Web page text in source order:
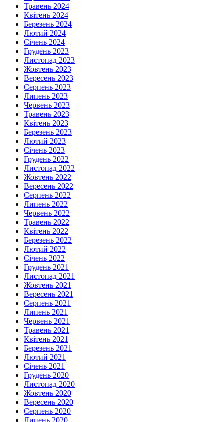
Травень 2024
Квітень 2024
Березень 2024
Лютий 2024
Січень 2024
Грудень 2023
Листопад 2023
Жовтень 2023
Вересень 2023
Серпень 2023
Липень 2023
Червень 2023
Травень 2023
Квітень 2023
Березень 2023
Лютий 2023
Січень 2023
Грудень 2022
Листопад 2022
Жовтень 2022
Вересень 2022
Серпень 2022
Липень 2022
Червень 2022
Травень 2022
Квітень 2022
Березень 2022
Лютий 2022
Січень 2022
Грудень 2021
Листопад 2021
Жовтень 2021
Вересень 2021
Серпень 2021
Липень 2021
Червень 2021
Травень 2021
Квітень 2021
Березень 2021
Лютий 2021
Січень 2021
Грудень 2020
Листопад 2020
Жовтень 2020
Вересень 2020
Серпень 2020
Липень 2020